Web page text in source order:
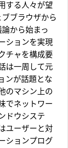
する人々が望
ブラウザから
から始まっ
ションを実現
チャを構成要
は一周して元
ンが話題とな
のマシン上の
でネットワー
ドウシステ
ユーザーと対
ションプログ